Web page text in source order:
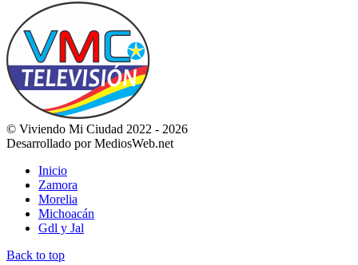
© Viviendo Mi Ciudad 2022 - 2026
Desarrollado por MediosWeb.net
Inicio
Zamora
Morelia
Michoacán
Gdl y Jal
Back to top